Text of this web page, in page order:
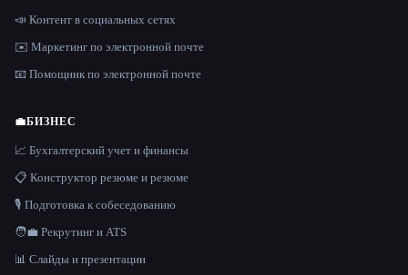
📣 Контент в социальных сетях
✉️ Маркетинг по электронной почте
📧 Помощник по электронной почте
💼БИЗНЕС
📈 Бухгалтерский учет и финансы
📋 Конструктор резюме и резюме
🎙️ Подготовка к собеседованию
🧑‍💼 Рекрутинг и ATS
📊 Слайды и презентации